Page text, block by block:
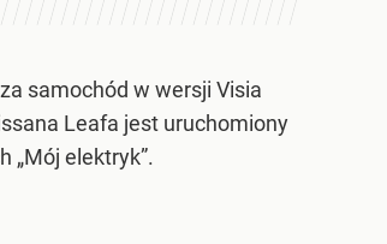
samochód w wersji Visia
Leafa jest uruchomiony
„Mój elektryk”.